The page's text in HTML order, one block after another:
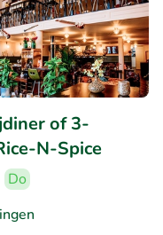
of 3-
N-Spice
Do